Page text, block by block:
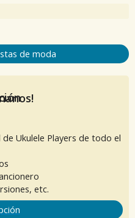
de moda
Ukulele Players de todo el
etc.